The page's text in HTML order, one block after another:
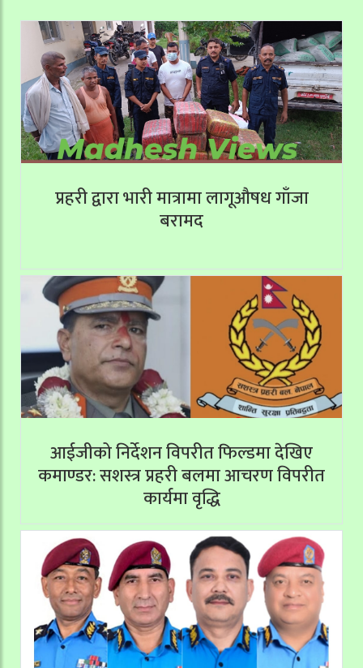
प्रहरी द्वारा भारी मात्रामा लागूऔषध गाँजा
बरामद
आईजीको निर्देशन विपरीत फिल्डमा देखिए
कमाण्डर: सशस्त्र प्रहरी बलमा आचरण विपरीत
कार्यमा वृद्धि